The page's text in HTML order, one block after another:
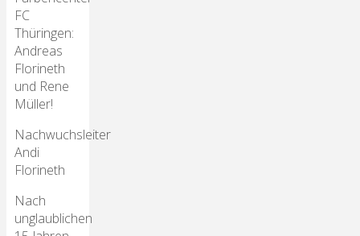
FC
Thüringen:
Andreas
Florineth
und Rene
Müller!
Nachwuchsleiter
Andi
Florineth
Nach
unglaublichen